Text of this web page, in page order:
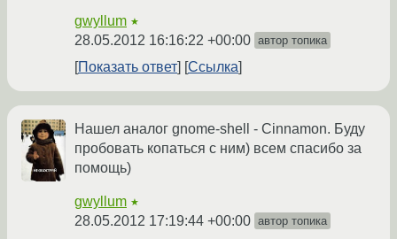
gwyllum ★
28.05.2012 16:16:22 +00:00 автор топика
Показать ответ Ссылка
Нашел аналог gnome-shell - Cinnamon. Буду
пробовать копаться с ним) всем спасибо за
помощь)
gwyllum ★
28.05.2012 17:19:44 +00:00 автор топика